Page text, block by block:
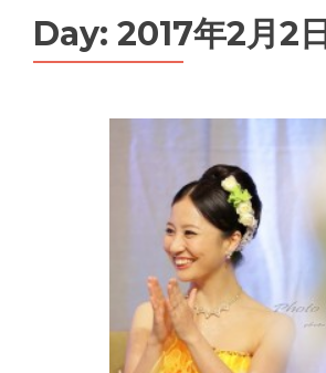
Day: 2017年2月2日